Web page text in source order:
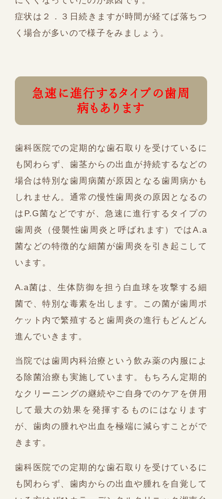
症状は２．３日続きますが時間が経てば落ちつ
く場合が多いので様子をみましょう。
急速に進行するタイプの歯周
病もあります
歯科医院での定期的な歯石取りを受けているに
も関わらず、歯茎からの出血が持続するなどの
場合は特別な歯周病菌が原因となる歯周病かも
しれません。通常の慢性歯周炎の原因となるの
はP.G菌などですが、急速に進行するタイプの
歯周炎（侵襲性歯周炎と呼ばれます）ではA.a
菌などの特徴的な細菌が歯周炎を引き起こして
います。
A.a菌は、生体防御を担う白血球を攻撃する細
菌で、特別な毒素を出します。この菌が歯周ポ
ケット内で繁殖すると歯周炎の進行もどんどん
進んでいきます。
当院では歯周内科治療という飲み薬の内服によ
る除菌治療も実施しています。もちろん定期的
なクリーニングの継続やご自身でのケアを併用
して最大の効果を発揮するものにはなります
が、歯肉の腫れや出血を極端に減らすことがで
きます。
歯科医院での定期的な歯石取りを受けているに
も関わらず、歯肉からの出血や腫れを自覚して